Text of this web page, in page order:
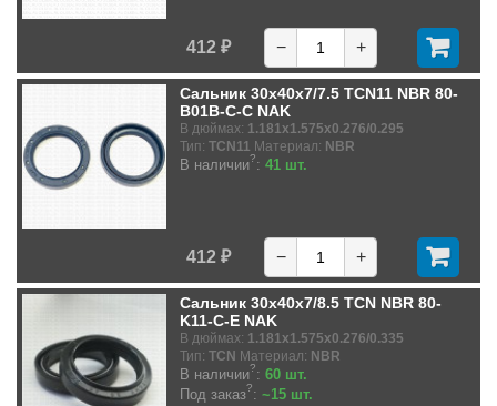
412 ₽ − +
Сальник 30x40x7/7.5 TCN11 NBR 80-
B01B-C-C NAK
В дюймах: 1.181x1.575x0.276/0.295
Тип: TCN11 Материал: NBR
В наличии?: 41 шт.
412 ₽ − +
Сальник 30x40x7/8.5 TCN NBR 80-
K11-C-E NAK
В дюймах: 1.181x1.575x0.276/0.335
Тип: TCN Материал: NBR
В наличии?: 60 шт.
Под заказ?: ~15 шт.